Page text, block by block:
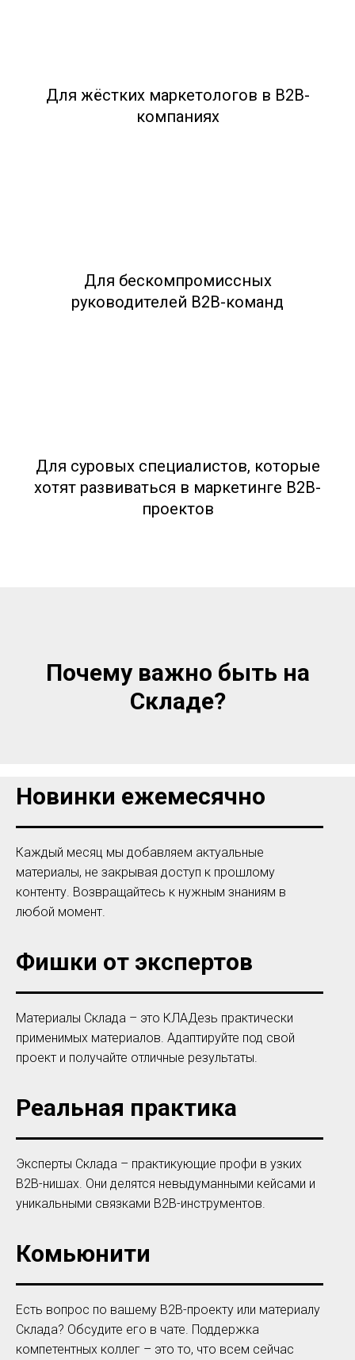
Для жёстких маркетологов в B2В-
компаниях
Для бескомпромиссных
руководителей B2B-команд
Для суровых специалистов, которые
хотят развиваться в маркетинге B2B-
проектов
Почему важно быть на
Складе?
Новинки ежемесячно
Каждый месяц мы добавляем актуальные
материалы, не закрывая доступ к прошлому
контенту. Возвращайтесь к нужным знаниям в
любой момент.
Фишки от экспертов
Материалы Склада – это КЛАДезь практически
применимых материалов. Адаптируйте под свой
проект и получайте отличные результаты.
Реальная практика
Эксперты Склада – практикующие профи в узких
В2В-нишах. Они делятся невыдуманными кейсами и
уникальными связками В2В-инструментов.
Комьюнити
Есть вопрос по вашему В2В-проекту или материалу
Склада? Обсудите его в чате. Поддержка
компетентных коллег – это то, что всем сейчас